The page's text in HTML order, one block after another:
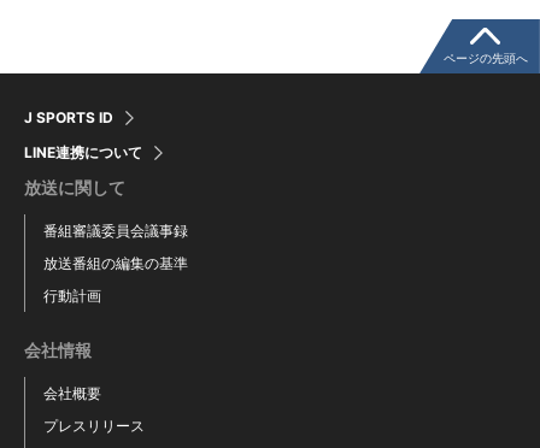
J SPORTS ID
LINE連携について
放送に関して
番組審議委員会議事録
放送番組の編集の基準
行動計画
会社情報
会社概要
プレスリリース
ページの先頭へ